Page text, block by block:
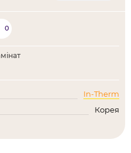
0
In-Therm
Корея